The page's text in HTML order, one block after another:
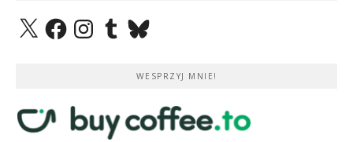
X FacebookInstagramTumblrBluesky
WESPRZYJ MNIE!